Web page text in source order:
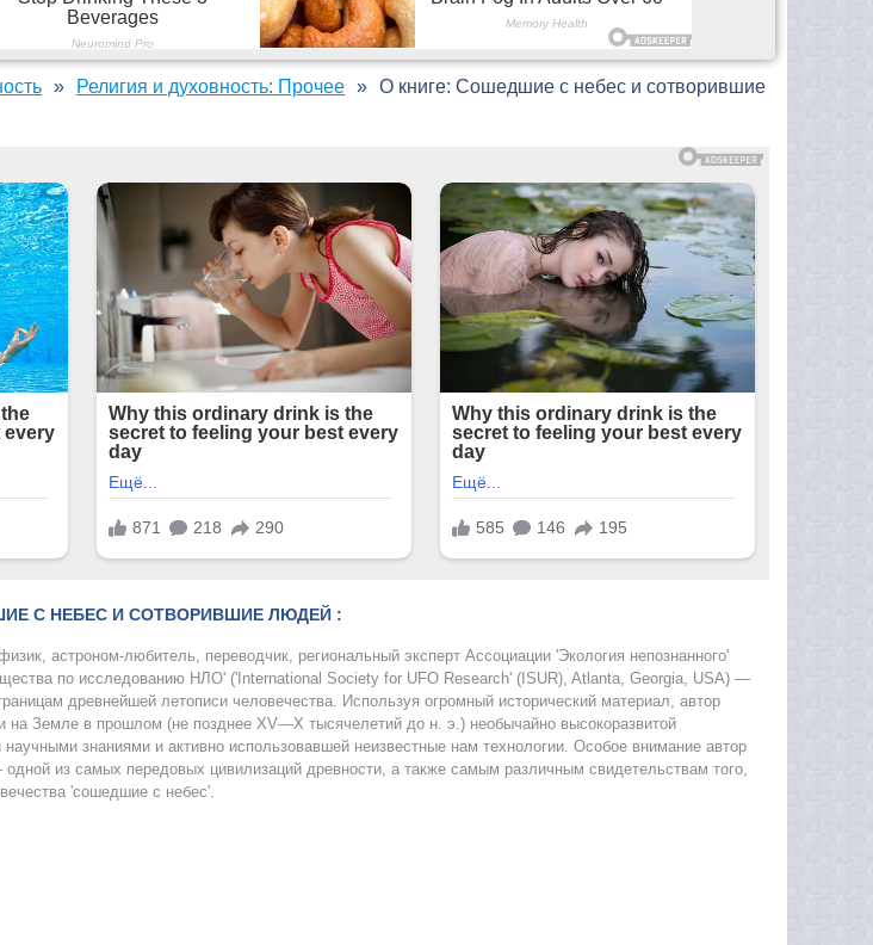
Религия и духовность: Прочее
О книге: Сошедшие с небес и сотворившие
С НЕБЕС И СОТВОРИВШИЕ ЛЮДЕЙ :
астроном-любитель, переводчик, региональный эксперт Ассоциации 'Экология непознанного'
по исследованию НЛО' ('International Society for UFO Research' (ISUR), Atlanta, Georgia, USA) —
древнейшей летописи человечества. Используя огромный исторический материал, автор
на Земле в прошлом (не позднее XV—X тысячелетий до н. э.) необычайно высокоразвитой
знаниями и активно использовавшей неизвестные нам технологии. Особое внимание автор
из самых передовых цивилизаций древности, а также самым различным свидетельствам того,
'сошедшие с небес'.